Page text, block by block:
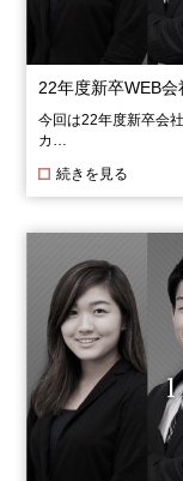
22年度新卒WEB会
今回は22年度新卒会
カ…
続きを見る